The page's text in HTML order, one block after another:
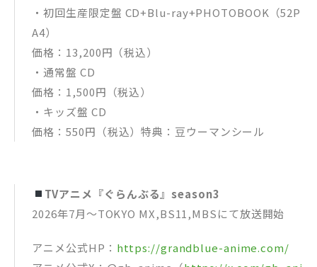
・初回生産限定盤 CD+Blu-ray+PHOTOBOOK（52P
A4）
価格：13,200円（税込）
・通常盤 CD
価格：1,500円（税込）
・キッズ盤 CD
価格：550円（税込）特典：豆ウーマンシール
TVアニメ『ぐらんぶる』season3
2026年7月～TOKYO MX,BS11,MBSにて放送開始
アニメ公式HP： https://grandblue-anime.com/